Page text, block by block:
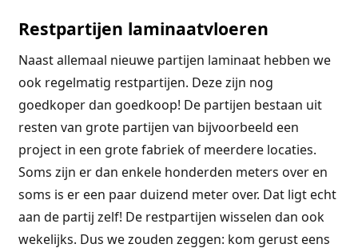
Restpartijen laminaatvloeren
Naast allemaal nieuwe partijen laminaat hebben we
ook regelmatig restpartijen. Deze zijn nog
goedkoper dan goedkoop! De partijen bestaan uit
resten van grote partijen van bijvoorbeeld een
project in een grote fabriek of meerdere locaties.
Soms zijn er dan enkele honderden meters over en
soms is er een paar duizend meter over. Dat ligt echt
aan de partij zelf! De restpartijen wisselen dan ook
wekelijks. Dus we zouden zeggen: kom gerust eens